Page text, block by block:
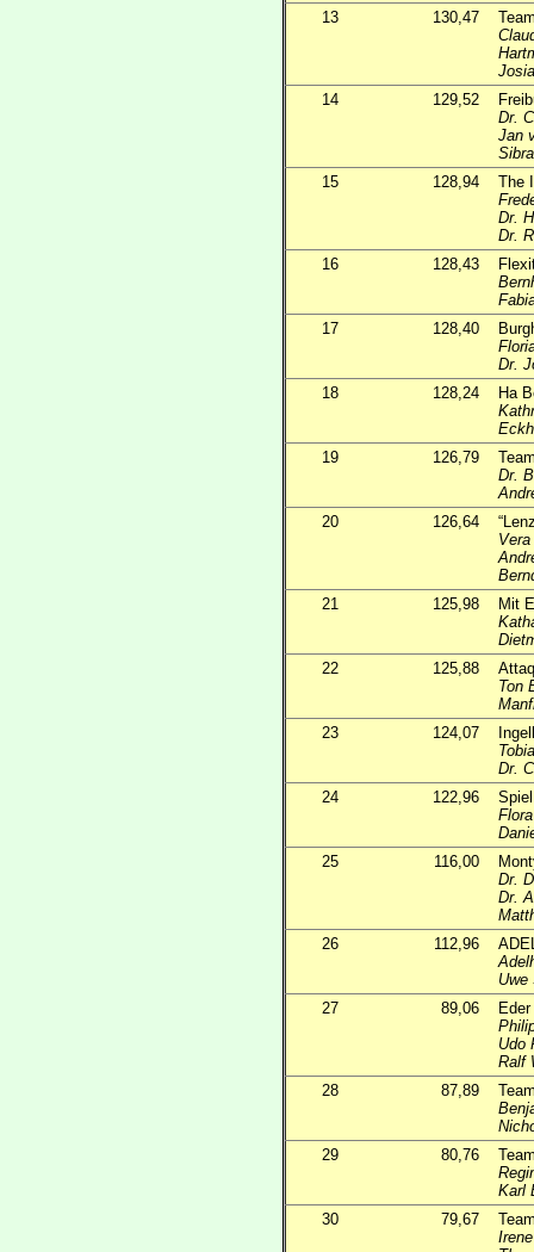
13
130,47
14
129,52
Dr.
Jan
15
128,94
The
Dr.
Dr.
16
128,43
17
128,40
Dr.
18
128,24
Ha
19
126,79
Dr.
20
126,64
21
125,98
Mit
22
125,88
Ton
23
124,07
Dr.
24
122,96
25
116,00
Dr.
Dr.
26
112,96
Uwe
27
89,06
Eder
Udo
Ralf
28
87,89
29
80,76
Karl
30
79,67